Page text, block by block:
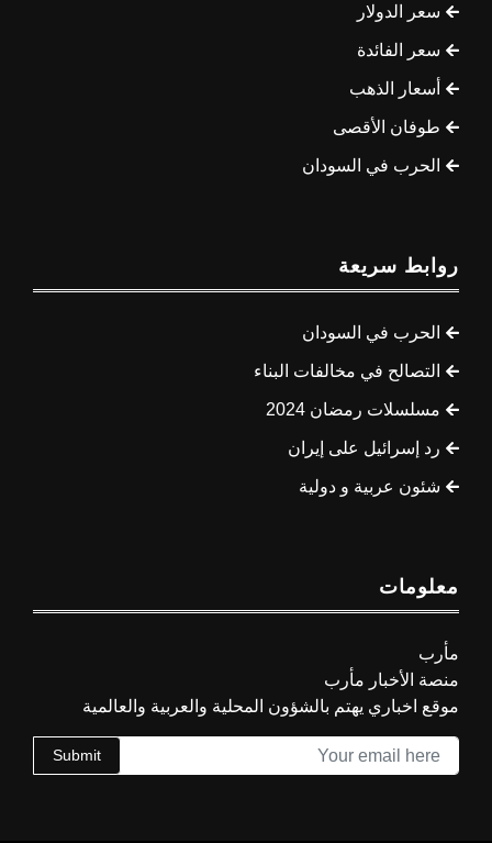
سعر الدولار
سعر الفائدة
أسعار الذهب
طوفان الأقصى
الحرب في السودان
روابط سريعة
الحرب في السودان
التصالح في مخالفات البناء
مسلسلات رمضان 2024
رد إسرائيل على إيران
شئون عربية و دولية
معلومات
مأرب
منصة الأخبار مأرب
موقع اخباري يهتم بالشؤون المحلية والعربية والعالمية
Submit